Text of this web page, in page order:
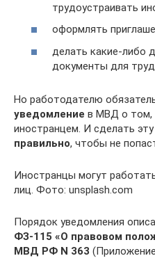
трудоустраивать
оформлять
делать какие-либо
документы для
Но работодателю
уведомление в МВД о том,
иностранцем. И сделать
правильно, чтобы не
Иностранцы могут
лиц. Фото: unsplash.com
Порядок уведомления
ФЗ-115 «О правовом
МВД РФ N 363